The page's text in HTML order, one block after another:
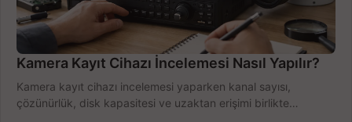
Kamera Kayıt Cihazı İncelemesi Nasıl Yapılır?
Kamera kayıt cihazı incelemesi yaparken kanal sayısı,
çözünürlük, disk kapasitesi ve uzaktan erişimi birlikte